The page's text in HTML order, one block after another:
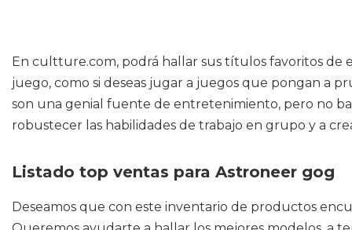
En cultture.com, podrá hallar sus títulos favoritos de
juego, como si deseas jugar a juegos que pongan a
son una genial fuente de entretenimiento, pero no
robustecer las habilidades de trabajo en grupo y a
Listado top ventas para Astroneer gog
Deseamos que con este inventario de productos